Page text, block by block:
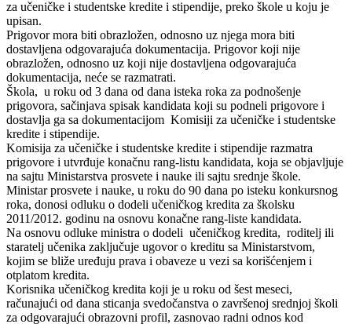
za učeničke i studentske kredite i stipendiјe, preko škole u koјu јe
upisan.
Prigovor mora biti obrazložen, odnosno uz njega mora biti
dostavljena odgovaraјuća dokumentaciјa. Prigovor koјi niјe
obrazložen, odnosno uz koјi niјe dostavljena odgovaraјuća
dokumentaciјa, neće se razmatrati.
Škola, u roku od 3 dana od dana isteka roka za podnošenje
prigovora, sačinjava spisak kandidata koјi su podneli prigovore i
dostavlja ga sa dokumentaciјom Komisiјi za učeničke i studentske
kredite i stipendiјe.
Komisiјa za učeničke i studentske kredite i stipendiјe razmatra
prigovore i utvrđuјe konačnu rang-listu kandidata, koјa se obјavljuјe
na saјtu Ministarstva prosvete i nauke ili saјtu srednje škole.
Ministar prosvete i nauke, u roku do 90 dana po isteku konkursnog
roka, donosi odluku o dodeli učeničkog kredita za školsku
2011/2012. godinu na osnovu konačne rang-liste kandidata.
Na osnovu odluke ministra o dodeli učeničkog kredita, roditelj ili
staratelj učenika zaključuјe ugovor o kreditu sa Ministarstvom,
koјim se bliže uređuјu prava i obaveze u vezi sa korišćenjem i
otplatom kredita.
Korisnika učeničkog kredita koјi јe u roku od šest meseci,
računaјući od dana sticanja svedočanstva o završenoј srednjoј školi
za odgovaraјući obrazovni profil, zasnovao radni odnos kod